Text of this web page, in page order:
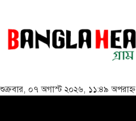
শুক্রবার, ০৭ অগাস্ট ২০২৬, ১১:৪৯ অপরাহ্ন